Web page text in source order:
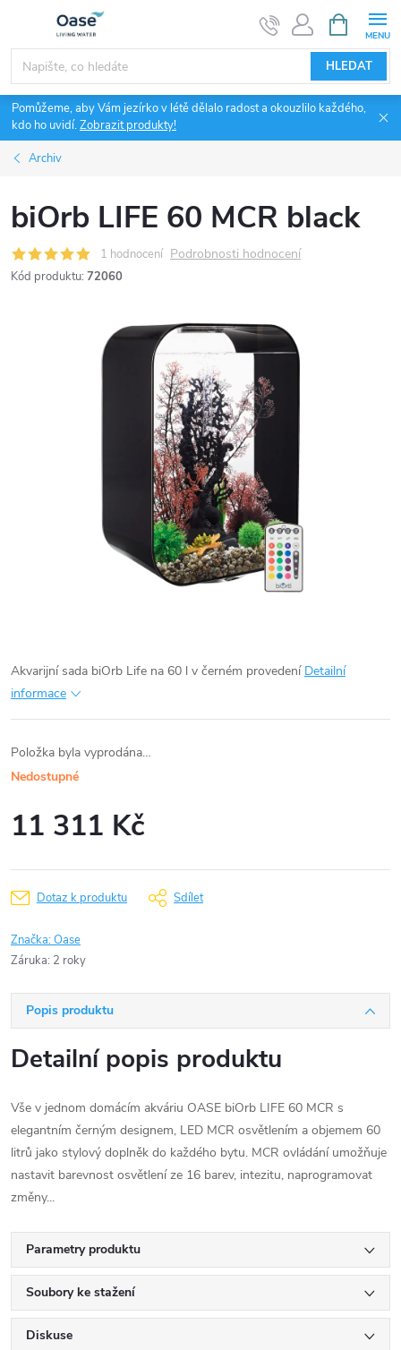
obsah
HLEDAT
NÁKUPNÍ
KOŠÍK
Pomůžeme, aby Vám jezírko v létě dělalo radost a okouzlilo každého,
kdo ho uvidí.Zobrazit produkty!
Archiv
biOrb LIFE 60 MCR black
1 hodnocení Podrobnosti hodnocení
Kód produktu: 72060
Akvarijní sada biOrb Life na 60 l v černém provedení Detailní
informace
Položka byla vyprodána…
Nedostupné
11 311 Kč
cena:
Dotaz k produktu Sdílet
Značka:Oase
Záruka: 2 roky
Popis produktu
Detailní popis produktu
Vše v jednom domácím akváriu OASE biOrb LIFE 60 MCR s
elegantním černým designem, LED MCR osvětlením a objemem 60
litrů jako stylový doplněk do každého bytu. MCR ovládání umožňuje
nastavit barevnost osvětlení ze 16 barev, intezitu, naprogramovat
změny...
Parametry produktu
Soubory ke stažení
Diskuse